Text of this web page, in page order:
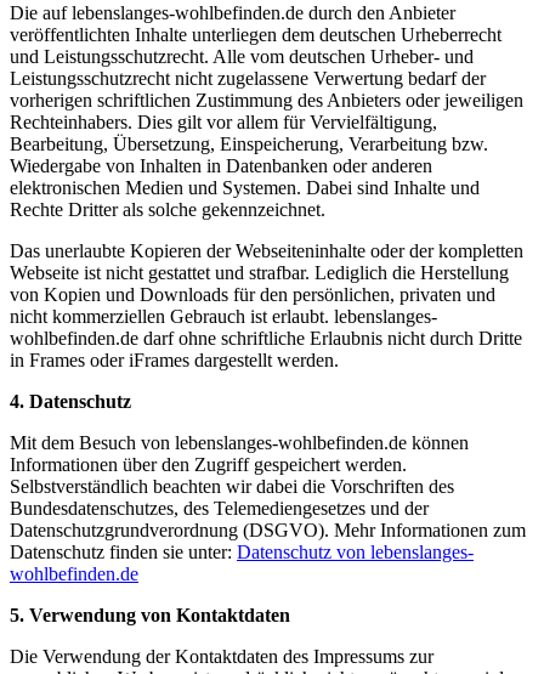
Die auf lebenslanges-wohlbefinden.de durch den Anbieter
veröffentlichten Inhalte unterliegen dem deutschen Urheberrecht
und Leistungsschutzrecht. Alle vom deutschen Urheber- und
Leistungsschutzrecht nicht zugelassene Verwertung bedarf der
vorherigen schriftlichen Zustimmung des Anbieters oder jeweiligen
Rechteinhabers. Dies gilt vor allem für Vervielfältigung,
Bearbeitung, Übersetzung, Einspeicherung, Verarbeitung bzw.
Wiedergabe von Inhalten in Datenbanken oder anderen
elektronischen Medien und Systemen. Dabei sind Inhalte und
Rechte Dritter als solche gekennzeichnet.
Das unerlaubte Kopieren der Webseiteninhalte oder der kompletten
Webseite ist nicht gestattet und strafbar. Lediglich die Herstellung
von Kopien und Downloads für den persönlichen, privaten und
nicht kommerziellen Gebrauch ist erlaubt. lebenslanges-
wohlbefinden.de darf ohne schriftliche Erlaubnis nicht durch Dritte
in Frames oder iFrames dargestellt werden.
4. Datenschutz
Mit dem Besuch von lebenslanges-wohlbefinden.de können
Informationen über den Zugriff gespeichert werden.
Selbstverständlich beachten wir dabei die Vorschriften des
Bundesdatenschutzes, des Telemediengesetzes und der
Datenschutzgrundverordnung (DSGVO). Mehr Informationen zum
Datenschutz finden sie unter: Datenschutz von lebenslanges-
wohlbefinden.de
5. Verwendung von Kontaktdaten
Die Verwendung der Kontaktdaten des Impressums zur